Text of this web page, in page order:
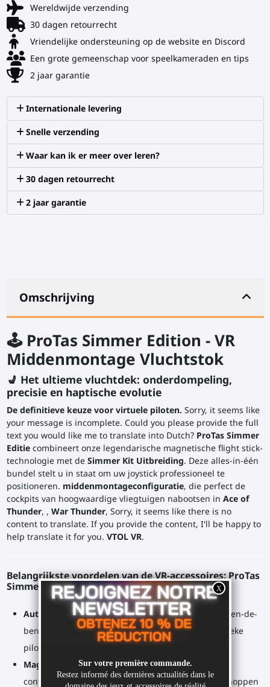
Wereldwijde verzending
30 dagen retourrecht
Vriendelijke ondersteuning op de website en Discord
Een grote gemeenschap voor speelkameraden en tips
2 jaar garantie
Internationale levering
Snelle verzending
Waar kan ik er meer over leren?
30 dagen retourrecht
2 jaar garantie
Omschrijving
🕹️ ProTas Simmer Edition - VR
Middenmontage Vluchtstok
💺 Het ultieme vluchtdek: onderdompeling,
precisie en haptische evolutie
De definitieve keuze voor virtuele piloten. Sorry, it seems like
your message is incomplete. Could you please provide the full
text you would like me to translate into Dutch? ProTas Simmer
Editiecombineert onze legendarische magnetische flight stick-
technologie met de Simmer Kit Uitbreiding. Deze alles-in-één
bundel stelt u in staat om uw joystick professioneel te
positioneren. middenmontageconfiguratie, die perfect de
cockpits van hoogwaardige vliegtuigen nabootsen in Ace of
Thunder, , War Thunder, Sorry, it seems like there is no
content to translate. If you provide the content, I'll be happy to
help translate it for you. VTOL VR.
Belangrijkste voordelen van de VR-accessoires: ProTas
Simmer Editie
Authentieke Piloothouding:Ontworpen voor "tussen-de-
benen" positionering, waardoor de meest authentieke
piloothouding beschikbaar is in VR.
Magnetische snelkoppeling:Dock en undock je VR.
controller Direct. Interageer onmiddellijk met de knoppen